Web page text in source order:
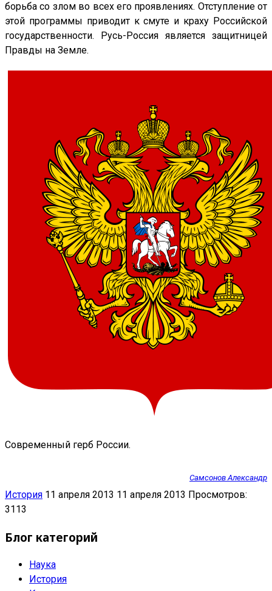
борьба со злом во всех его проявлениях. Отступление от
этой программы приводит к смуте и краху Российской
государственности. Русь-Россия является защитницей
Правды на Земле.
Современный герб России.
Самсонов Александр
История 11 апреля 2013 11 апреля 2013 Просмотров:
3113
Блог категорий
Наука
История